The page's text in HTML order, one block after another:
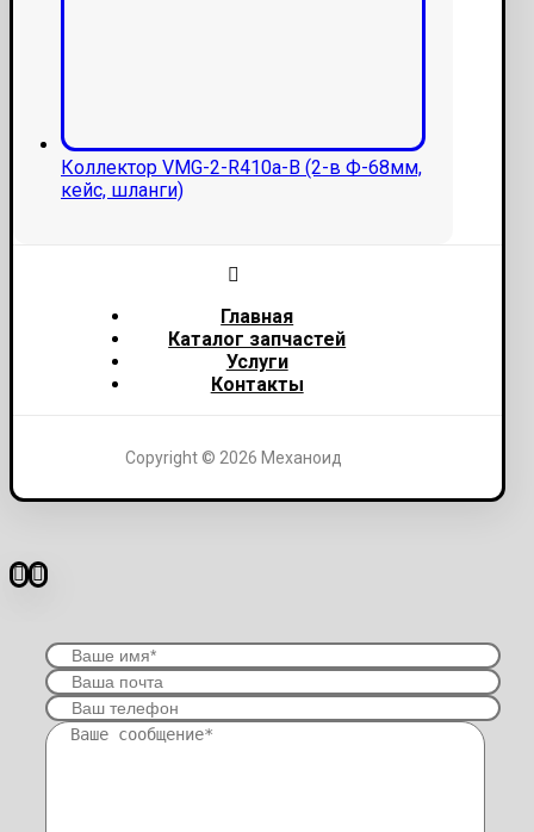
Коллектор VMG-2-R410a-В (2-в Ф-68мм,
кейс, шланги)
Главная
Каталог запчастей
Услуги
Контакты
Copyright © 2026 Механоид